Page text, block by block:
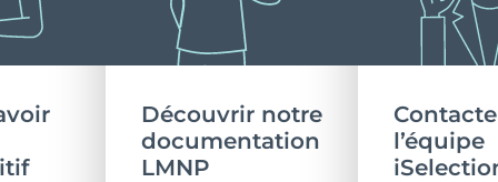
Découvrir notre
documentation
LMNP
l’équipe